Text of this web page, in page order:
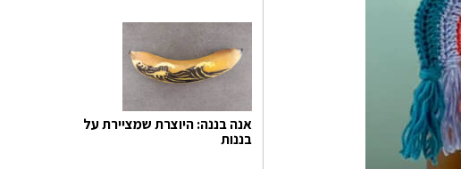
אנה בננה: היוצרת שמציירת על
בננות